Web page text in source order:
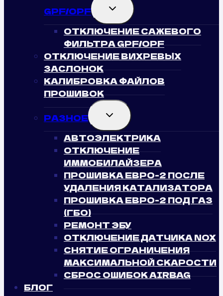
GPF/OPF TOGGLE
CHILD
MENU
ОТКЛЮЧЕНИЕ САЖЕВОГО
ФИЛЬТРА GPF/OPF
ОТКЛЮЧЕНИЕ ВИХРЕВЫХ
ЗАСЛОНОК
КАЛИБРОВКА ФАЙЛОВ
ПРОШИВОК
РАЗНОЕ TOGGLE
CHILD
MENU
АВТОЭЛЕКТРИКА
ОТКЛЮЧЕНИЕ
ИММОБИЛАЙЗЕРА
ПРОШИВКА ЕВРО-2 ПОСЛЕ
УДАЛЕНИЯ КАТАЛИЗАТОРА
ПРОШИВКА ЕВРО-2 ПОД ГАЗ
(ГБО)
РЕМОНТ ЭБУ
ОТКЛЮЧЕНИЕ ДАТЧИКА NOX
СНЯТИЕ ОГРАНИЧЕНИЯ
МАКСИМАЛЬНОЙ СКАРОСТИ
СБРОС ОШИБОК AIRBAG
БЛОГ